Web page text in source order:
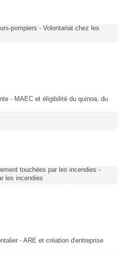
pompiers - Volontariat chez les
- MAEC et éligibilité du quinoa, du
touchées par les incendies -
les incendies
- ARE et création d'entreprise